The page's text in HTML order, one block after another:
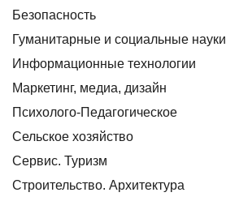
Безопасность
Гуманитарные и социальные науки
Информационные технологии
Маркетинг, медиа, дизайн
Психолого-Педагогическое
Сельское хозяйство
Сервис. Туризм
Строительство. Архитектура